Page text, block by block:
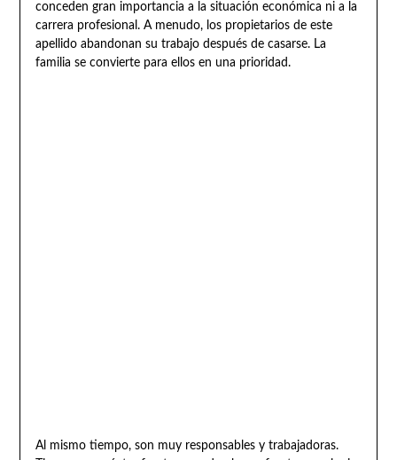
conceden gran importancia a la situación económica ni a la
carrera profesional. A menudo, los propietarios de este
apellido abandonan su trabajo después de casarse. La
familia se convierte para ellos en una prioridad.
Al mismo tiempo, son muy responsables y trabajadoras.